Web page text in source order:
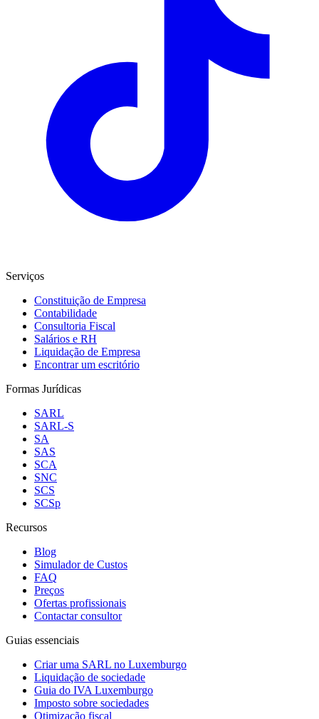
Serviços
Constituição de Empresa
Contabilidade
Consultoria Fiscal
Salários e RH
Liquidação de Empresa
Encontrar um escritório
Formas Jurídicas
SARL
SARL-S
SA
SAS
SCA
SNC
SCS
SCSp
Recursos
Blog
Simulador de Custos
FAQ
Preços
Ofertas profissionais
Contactar consultor
Guias essenciais
Criar uma SARL no Luxemburgo
Liquidação de sociedade
Guia do IVA Luxemburgo
Imposto sobre sociedades
Otimização fiscal